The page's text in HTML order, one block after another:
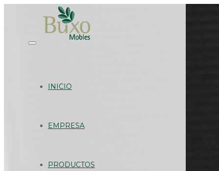
INICIO
EMPRESA
PRODUCTOS